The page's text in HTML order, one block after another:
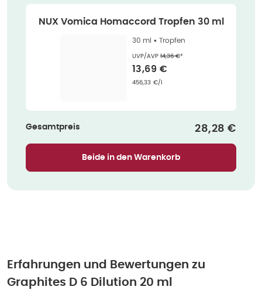
NUX Vomica Homaccord Tropfen 30 ml
30 ml • Tropfen
UVP/AVPEhemaliger Preis (U V P)
14,36 €*
Verkaufspreis
13,69 €
Grundpreis
456,33 €/l
Gesamtpreis 28,28 €
Beide in den Warenkorb
Erfahrungen und Bewertungen zu
Graphites D 6 Dilution 20 ml